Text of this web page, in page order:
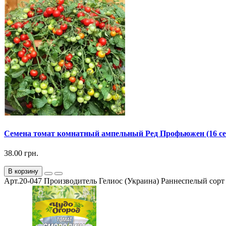
Семена томат комнатный ампельный Ред Профьюжен (16
38.00 грн.
В корзину
Арт.20-047 Производитель Гелиос (Украина) Раннеспелый сорт